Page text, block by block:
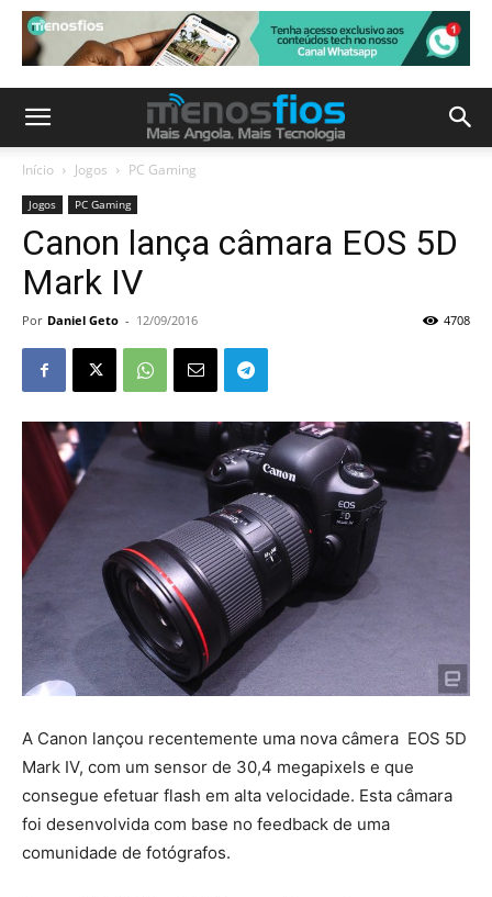
Início Jogos PC Gaming
Jogos PC Gaming
Canon lança câmara EOS 5D
Mark IV
Por Daniel Geto - 12/09/2016 4708
A Canon lançou recentemente uma nova câmera EOS 5D
Mark IV, com um sensor de 30,4 megapixels e que
consegue efetuar flash em alta velocidade. Esta câmara
foi desenvolvida com base no feedback de uma
comunidade de fotógrafos.